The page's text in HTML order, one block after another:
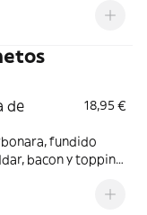
de
18,95 €
fundido
bacon y topping